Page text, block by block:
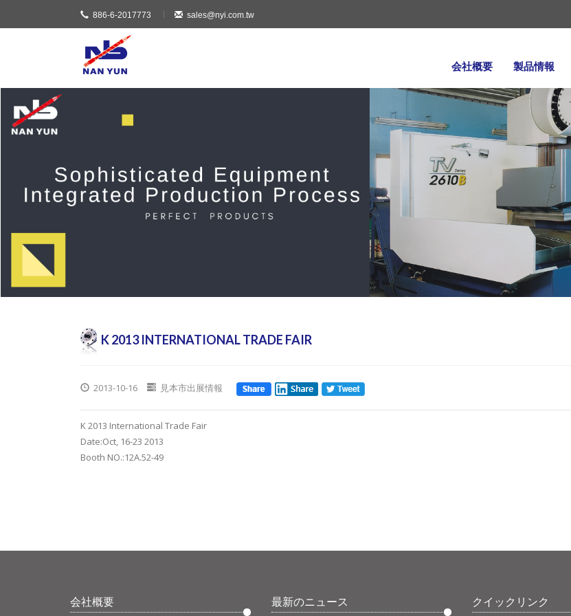
886-6-2017773 sales@nyi.com.tw
会社概要 製品情報
K 2013 INTERNATIONAL TRADE FAIR
2013-10-16 見本市出展情報
K 2013 International Trade Fair
Date:Oct, 16-23 2013
Booth NO.:12A.52-49
会社概要 最新のニュース クイックリンク